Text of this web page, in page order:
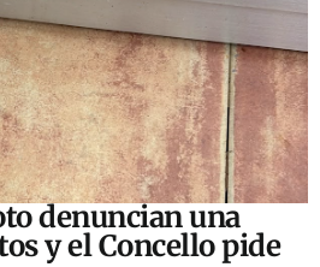
denuncian una
y el Concello pide